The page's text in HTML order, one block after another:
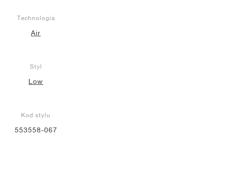
Technologia
Air
Styl
Low
Kod stylu
553558-067